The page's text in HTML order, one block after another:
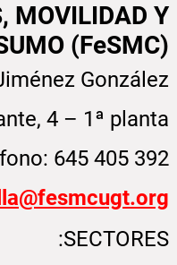
MOVILIDAD Y
(FeSMC)
González
4 – 1ª planta
645 405 392
SECTORES: